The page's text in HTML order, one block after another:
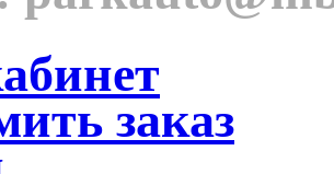
заказ